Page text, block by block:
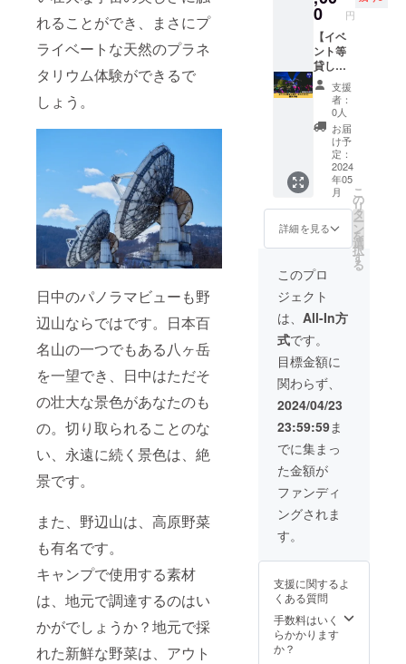
れることができ、まさにプ
ライベートな天然のプラネ
タリウム体験ができるで
しょう。
日中のパノラマビューも野
辺山ならではです。日本百
名山の一つでもある八ヶ岳
を一望でき、日中はただそ
の壮大な景色があなたのも
の。切り取られることのな
い、永遠に続く景色は、絶
景です。
また、野辺山は、高原野菜
も有名です。
キャンプで使用する素材
は、地元で調達するのはい
かがでしょうか？地元で採
れた新鮮な野菜は、アウト
に日程
を予約
いただ
きま
す。荒
天時振
替可。
※詳細は
メール
にて調
整させ
ていた
だきま
す。 ※
現地ま
での交
ビエ・
農家直
送リン
ゴ
ジュー
ス ・
朝食：
朝採れ
高原レ
タスサ
ンド ・
たき火
・1泊2
日キャ
ンプ宿
泊（テ
参、ホ
テル等
の外泊
可） ※
詳細・
スケ
ジュー
ルは後
日メー
ルにて
ご連絡
しま
す。 ※
現地ま
での交
通費実
費 ※子
供のみ
※鹿の収
穫状況
によ
り、一
部内容
が変更
ワイ
ン』招
待 大人
（高校
生以
上）1人
分 （内
容） ・
加工施
設(山梨
県北杜
市)にて
ジビエ
解体の
見学 ・
夕食：
ジビ
エ・
八ヶ岳
ワイン
※未成年
は農家
直送リ
ンゴ
ジュー
ス ・朝
食：朝
採れ高
原レタ
スサン
ド ・た
き火 ・
1泊2日
キャン
プ宿泊
（テン
ホテル
泊可）
※詳細・
スケ
ジュー
ルは後
0 円
【イベ
ント等
貸し切
り（30
人以
上）優
先予
約】 30
人を超
えるイ
ベント
やパー
ティー
での貸
し切り
ステッ
カー10
枚 BBQ
セット
やテー
ブル等
貸出可
（数に
限りあ
り） 利
用可能
時間：
終日 希
望によ
り調整
しま
す。 ※
購入順
に日程
きま
天時振
替可。
※詳細は
メール
にて調
支援
者：
0人
お届
け予
定：
2024
年05
月
詳細を見る
こ
の
リ
タ
ー
ン
を
選
択
す
る
このプロ
ジェクト
は、 All-In方
式です。
目標金額に
関わらず、
2024/04/23
23:59:59ま
でに集まっ
た金額が
ファンディ
ングされま
す。
支援に関するよ
くある質問
手数料はいく
らかかります
か？